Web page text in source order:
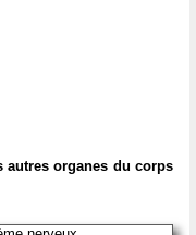
autres organes du corps